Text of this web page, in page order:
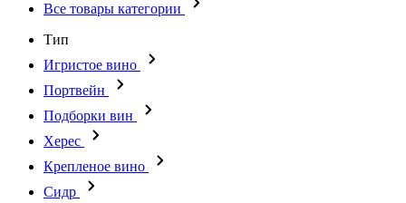
Все товары категории
Тип
Игристое вино
Портвейн
Подборки вин
Херес
Крепленое вино
Сидр